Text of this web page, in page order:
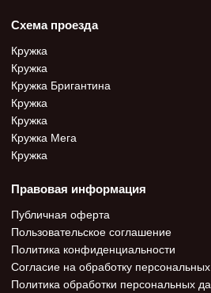
Схема проезда
Кружка
Кружка
Кружка Бригантина
Кружка
Кружка
Кружка Мега
Кружка
Правовая информация
Публичная оферта
Пользовательское соглашение
Политика конфиденциальности
Согласие на обработку
Политика обработки персональных